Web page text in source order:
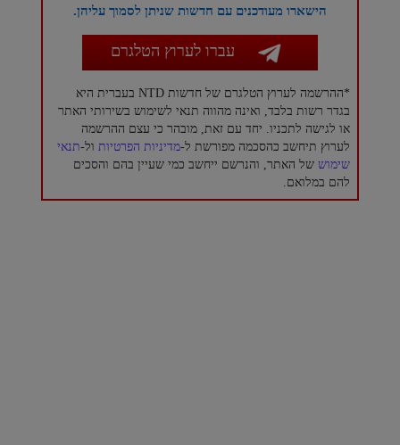
הישארו מעודכנים עם חדשות שניתן לסמוך עליהן.
עברו לערוץ הטלגרם
*ההרשמה לערוץ הטלגרם של חדשות NTD בעברית היא
בגדר רשות בלבד, ואינה מהווה תנאי לשימוש בשירותי האתר
או לגישה לתכניו. יחד עם זאת, מובהר כי עצם ההרשמה
לערוץ תיחשב כהסכמה מפורשת ל-מדיניות הפרטיות ול-תנאי
שימוש של האתר, והנרשם ייחשב כמי שעיין בהם והסכים
להם במלואם.